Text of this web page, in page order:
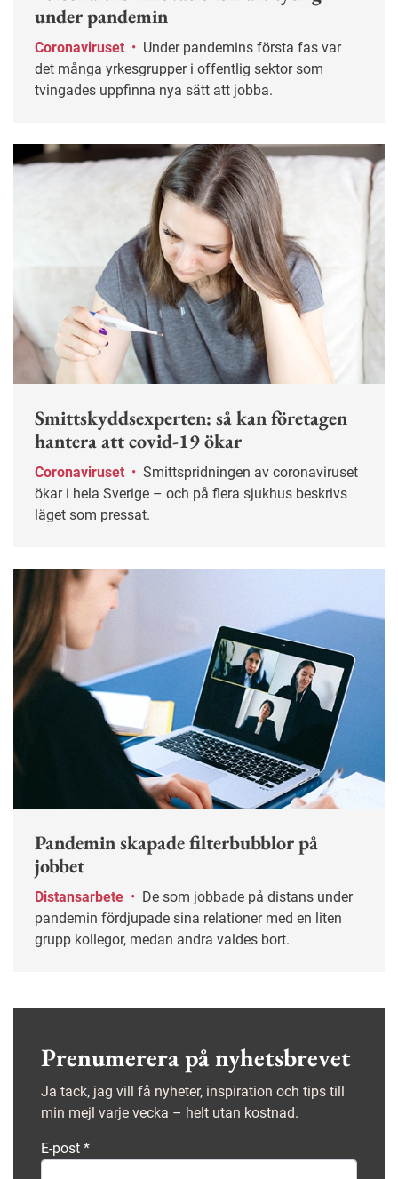
under pandemin
Coronaviruset •
det många yrkesgrupper i offentlig sektor som
tvingades uppfinna nya sätt att jobba.
Smittskyddsexperten: så kan företagen
hantera att covid-19 ökar
Coronaviruset •
ökar i hela Sverige – och på flera sjukhus beskrivs
läget som pressat.
Pandemin skapade filterbubblor på
jobbet
Distansarbete •
pandemin fördjupade sina relationer med en liten
grupp kollegor, medan andra valdes bort.
Prenumerera på nyhetsbrevet
Ja tack, jag vill få nyheter, inspiration och tips till
min mejl varje vecka – helt utan kostnad.
E-post *